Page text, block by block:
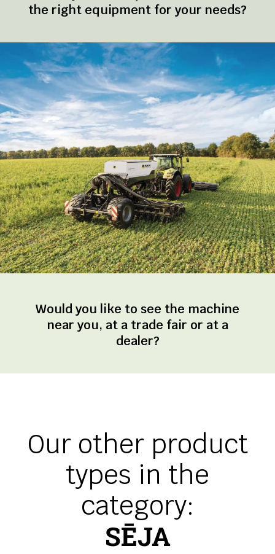
the right equipment for your needs?
Would you like to see the machine
near you, at a trade fair or at a
dealer?
Our other product
types in the
category:
SĒJA